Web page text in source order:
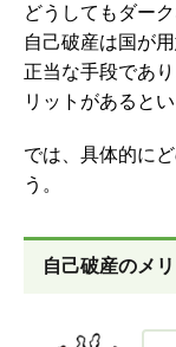
どうしてもダー
自己破産は国が
正当な手段であ
リットがあると
では、具体的に
う。
自己破産のメ